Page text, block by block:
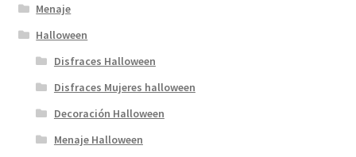
Menaje
Halloween
Disfraces Halloween
Disfraces Mujeres halloween
Decoración Halloween
Menaje Halloween